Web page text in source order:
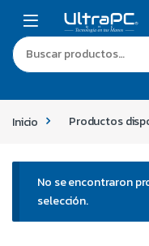
Inicio Productos
No se encontraron
selección.